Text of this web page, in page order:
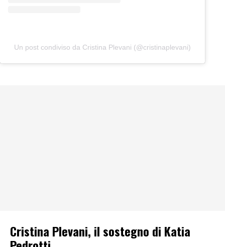
Un post condiviso da Cristina Plevani (@cristinaplevani)
Cristina Plevani, il sostegno di Katia